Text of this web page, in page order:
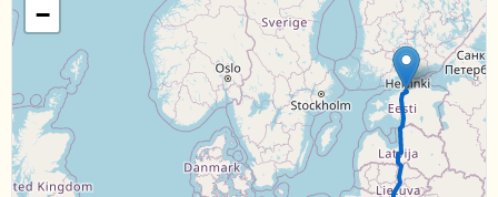
−